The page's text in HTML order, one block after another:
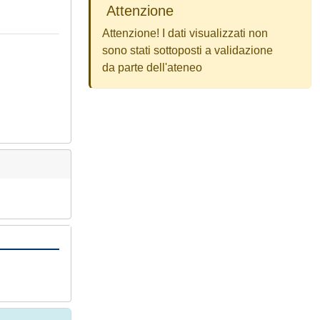
Attenzione
Attenzione! I dati visualizzati non
sono stati sottoposti a validazione
da parte dell'ateneo